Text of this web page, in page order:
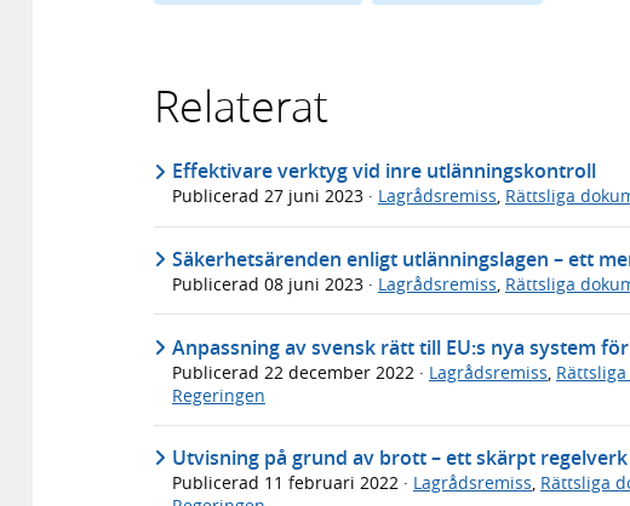
Relaterat
Effektivare verktyg vid inre utlänningskontroll
Publicerad 27 juni 2023 · Lagrådsremiss, Rättsliga
Säkerhetsärenden enligt utlänningslagen – ett
Publicerad 08 juni 2023 · Lagrådsremiss, Rättsliga
Anpassning av svensk rätt till EU:s nya system
Publicerad 22 december 2022 · Lagrådsremiss
Regeringen
Utvisning på grund av brott – ett skärpt regelverk
Publicerad 11 februari 2022 · Lagrådsremiss, Rättsliga